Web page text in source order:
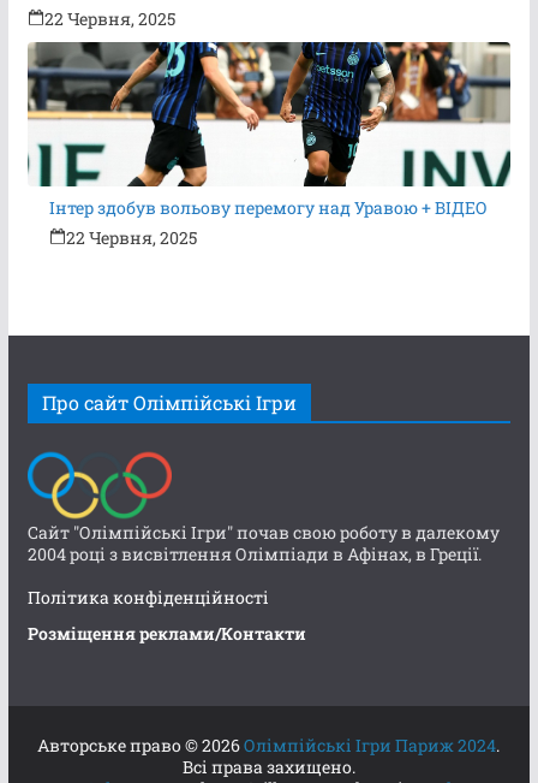
22 Червня, 2025
Інтер здобув вольову перемогу над Уравою + ВІДЕО
22 Червня, 2025
Про сайт Олімпійські Ігри
Сайт "Олімпійські Ігри" почав свою роботу в далекому
2004 році з висвітлення Олімпіади в Афінах, в Греції.
Політика конфіденційності
Розміщення реклами/Контакти
Авторське право © 2026Олімпійські Ігри Париж 2024.
Всі права захищено.